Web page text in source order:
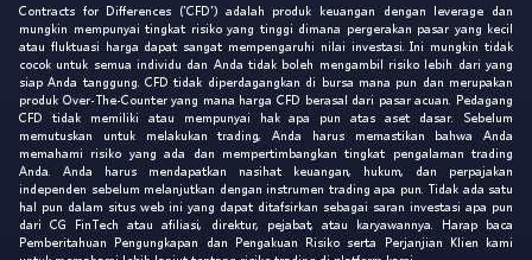
Contracts for Differences ('CFD') adalah produk keuangan dengan leverage dan
mungkin mempunyai tingkat risiko yang tinggi dimana pergerakan pasar yang kecil
atau fluktuasi harga dapat sangat mempengaruhi nilai investasi. Ini mungkin tidak
cocok untuk semua individu dan Anda tidak boleh mengambil risiko lebih dari yang
siap Anda tanggung. CFD tidak diperdagangkan di bursa mana pun dan merupakan
produk Over-The-Counter yang mana harga CFD berasal dari pasar acuan. Pedagang
CFD tidak memiliki atau mempunyai hak apa pun atas aset dasar. Sebelum
memutuskan untuk melakukan trading, Anda harus memastikan bahwa Anda
memahami risiko yang ada dan mempertimbangkan tingkat pengalaman trading
Anda. Anda harus mendapatkan nasihat keuangan, hukum, dan perpajakan
independen sebelum melanjutkan dengan instrumen trading apa pun. Tidak ada satu
hal pun dalam situs web ini yang dapat ditafsirkan sebagai saran investasi apa pun
dari CG FinTech atau afiliasi, direktur, pejabat, atau karyawannya. Harap baca
Pemberitahuan Pengungkapan dan Pengakuan Risiko serta Perjanjian Klien kami